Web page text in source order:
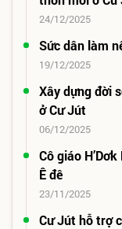
24/12/2025
Sức dân làm
19/12/2025
Xây dựng đời
ở Cư Jút
06/12/2025
Cô giáo
Ê đê
23/11/2025
Cư Jút hỗ trợ